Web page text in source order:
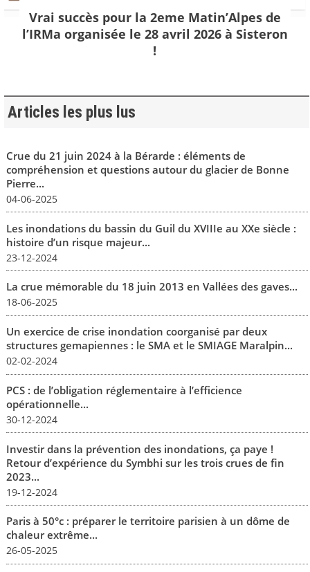
Vrai succès pour la 2eme Matin’Alpes de
l’IRMa organisée le 28 avril 2026 à Sisteron
!
Articles les plus lus
Crue du 21 juin 2024 à la Bérarde : éléments de
compréhension et questions autour du glacier de Bonne
Pierre...
04-06-2025
Les inondations du bassin du Guil du XVIIIe au XXe siècle :
histoire d’un risque majeur...
23-12-2024
La crue mémorable du 18 juin 2013 en Vallées des gaves...
18-06-2025
Un exercice de crise inondation coorganisé par deux
structures gemapiennes : le SMA et le SMIAGE Maralpin...
02-02-2024
PCS : de l’obligation réglementaire à l’efficience
opérationnelle...
30-12-2024
Investir dans la prévention des inondations, ça paye !
Retour d’expérience du Symbhi sur les trois crues de fin
2023...
19-12-2024
Paris à 50°c : préparer le territoire parisien à un dôme de
chaleur extrême...
26-05-2025